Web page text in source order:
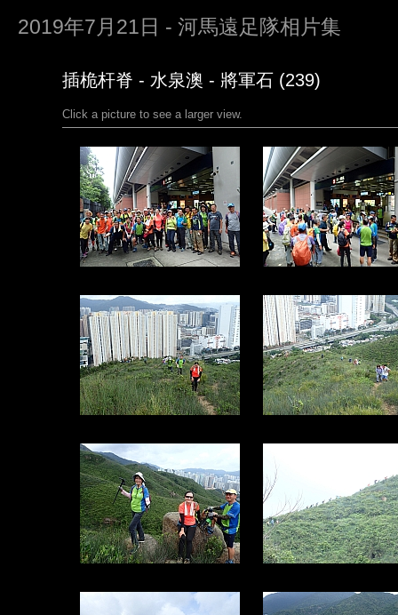
2019年7月21日 - 河馬遠足隊相片集
插桅杆脊 - 水泉澳 - 將軍石 (239)
Click a picture to see a larger view.